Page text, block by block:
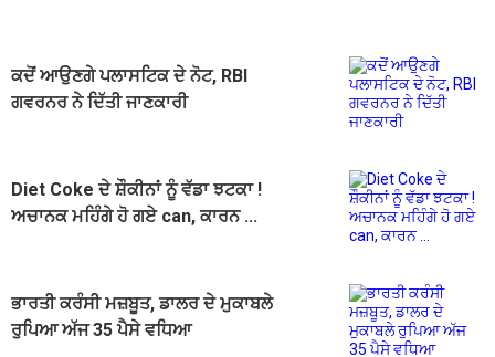
ਕਦੋਂ ਆਉਣਗੇ ਪਲਾਸਟਿਕ ਦੇ ਨੋਟ, RBI
ਗਵਰਨਰ ਨੇ ਦਿੱਤੀ ਜਾਣਕਾਰੀ
Diet Coke ਦੇ ਸ਼ੌਕੀਨਾਂ ਨੂੰ ਵੱਡਾ ਝਟਕਾ !
ਅਚਾਨਕ ਮਹਿੰਗੇ ਹੋ ਗਏ can, ਕਾਰਨ ...
ਭਾਰਤੀ ਕਰੰਸੀ ਮਜ਼ਬੂਤ, ਡਾਲਰ ਦੇ ਮੁਕਾਬਲੇ
ਰੁਪਿਆ ਅੱਜ 35 ਪੈਸੇ ਵਧਿਆ